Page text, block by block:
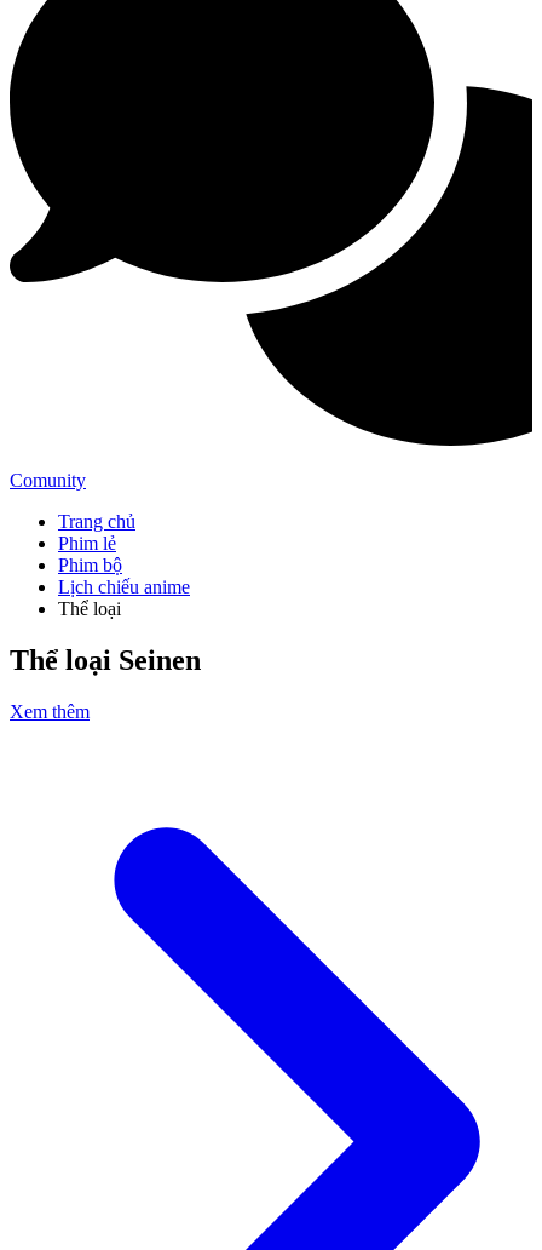
Comunity
Trang chủ
Phim lẻ
Phim bộ
Lịch chiếu anime
Thể loại
Thể loại Seinen
Xem thêm